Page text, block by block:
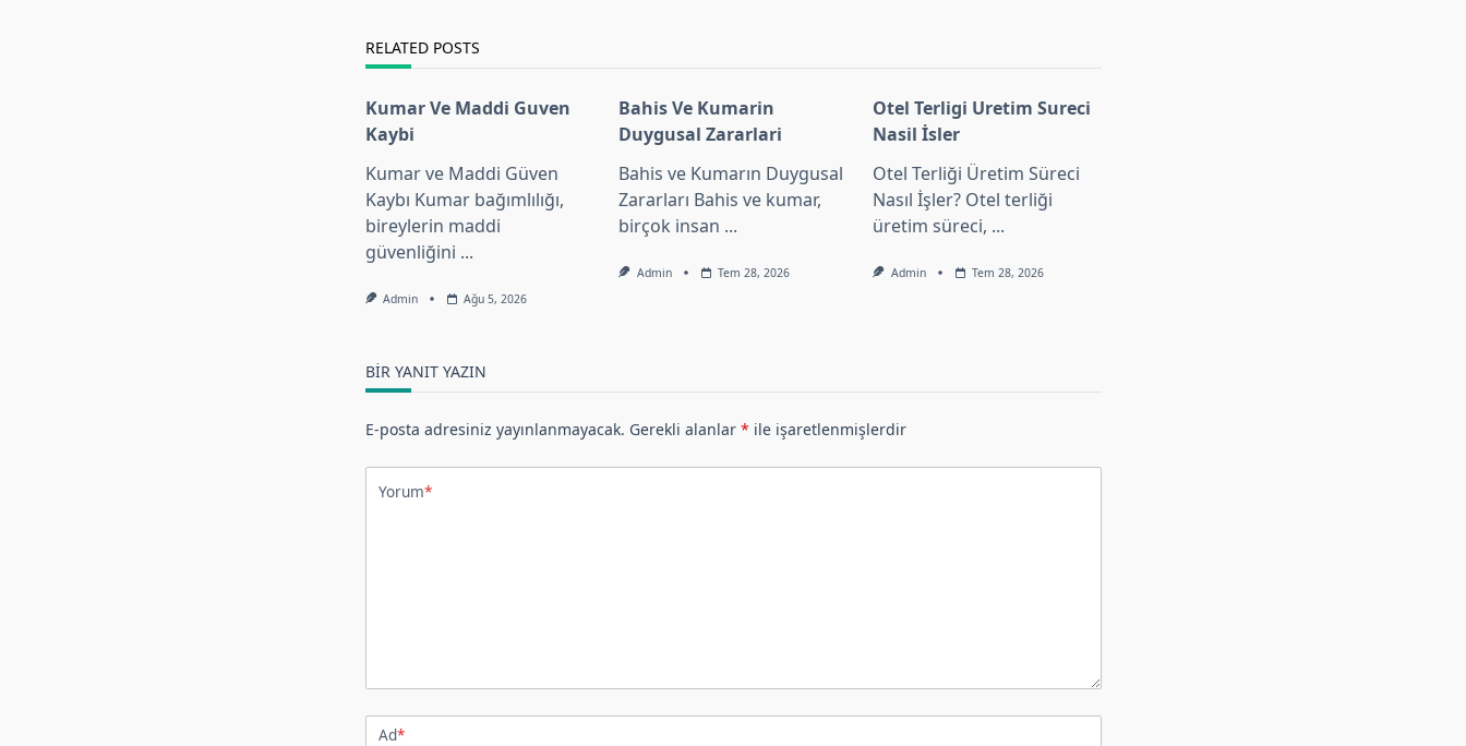
text">Page</span>
RELATED POSTS
Kumar Ve Maddi Guven
Kaybi
Kumar ve Maddi Güven
Kaybı Kumar bağımlılığı,
bireylerin maddi
güvenliğini ...
Admin Ağu 5, 2026
Bahis Ve Kumarin
Duygusal Zararlari
Bahis ve Kumarın Duygusal
Zararları Bahis ve kumar,
birçok insan ...
Admin Tem 28, 2026
Otel Terligi Uretim Sureci
Nasil İsler
Otel Terliği Üretim Süreci
Nasıl İşler? Otel terliği
üretim süreci, ...
Admin Tem 28, 2026
BIR YANIT YAZIN
E-posta adresiniz yayınlanmayacak. Gerekli alanlar * ile işaretlenmişlerdir
Yorum*
Ad*